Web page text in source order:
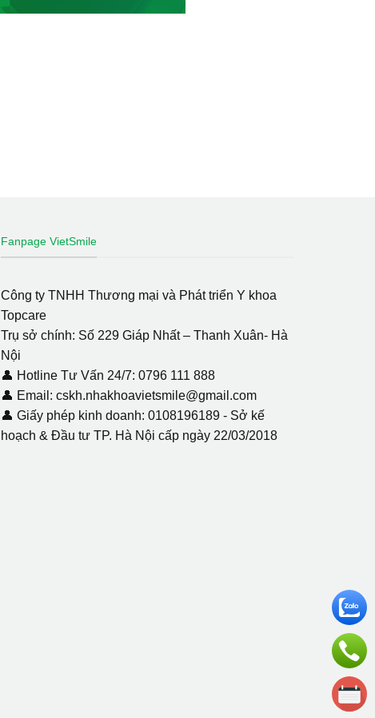
Fanpage VietSmile
Công ty TNHH Thương mại và Phát triển Y khoa
Topcare
Trụ sở chính: Số 229 Giáp Nhất – Thanh Xuân- Hà
Nội
👤 Hotline Tư Vấn 24/7: 0796 111 888
👤 Email: cskh.nhakhoavietsmile@gmail.com
👤 Giấy phép kinh doanh: 0108196189 - Sở kế
hoạch & Đầu tư TP. Hà Nội cấp ngày 22/03/2018